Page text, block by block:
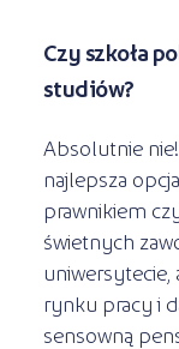
Czy szkoła
studiów?
Absolutnie
najlepsza
prawnikiem
świetnych
rynku pracy i
sensowną